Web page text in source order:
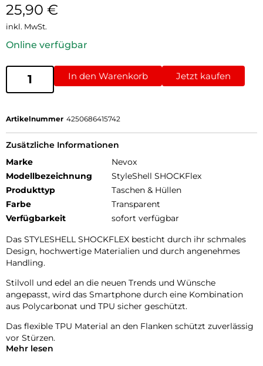
25,90 €
inkl. MwSt.
Online verfügbar
In den Warenkorb Jetzt kaufen
Artikelnummer 4250686415742
Zusätzliche Informationen
Marke
Nevox
Modellbezeichnung
StyleShell SHOCKFlex
Produkttyp
Taschen & Hüllen
Farbe
Transparent
Verfügbarkeit
sofort verfügbar
Das STYLESHELL SHOCKFLEX besticht durch ihr schmales
Design, hochwertige Materialien und durch angenehmes
Handling.
Stilvoll und edel an die neuen Trends und Wünsche
angepasst, wird das Smartphone durch eine Kombination
aus Polycarbonat und TPU sicher geschützt.
Das flexible TPU Material an den Flanken schützt zuverlässig
vor Stürzen.
Mehr lesen